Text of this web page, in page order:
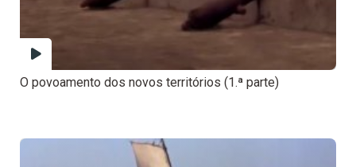
O povoamento dos novos territórios (1.ª parte)